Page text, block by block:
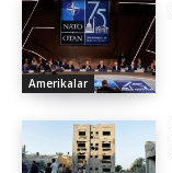
Amerikalar